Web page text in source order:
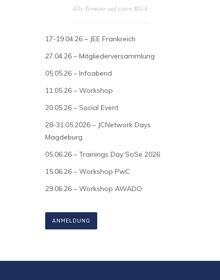
Alle Termine auf einen Blick
17-19.04.26 – JEE Frankreich
27.04.26 – Mitgliederversammlung
05.05.26 – Infoabend
11.05.26 – Workshop
20.05.26 – Social Event
28-31.05.2026 – JCNetwork Days
Magdeburg
05.06.26 – Trainings Day SoSe 2026
15.06.26 – Workshop PwC
29.06.26 – Workshop AWADO
ANMELDUNG